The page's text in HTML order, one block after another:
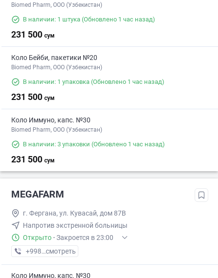
Biomed Pharm, OOO (Узбекистан)
В наличии: 1 штука (Обновлено 1 час назад)
231 500 сум
Коло Бейби, пакетики №20
Biomed Pharm, OOO (Узбекистан)
В наличии: 1 упаковка (Обновлено 1 час назад)
231 500 сум
Коло Иммуно, капс. №30
Biomed Pharm, OOO (Узбекистан)
В наличии: 3 упаковки (Обновлено 1 час назад)
231 500 сум
MEGAFARM
г. Фергана, ул. Кувасай, дом 87В
Напротив экстренной больницы
Открыто · Закроется в 23:00
+998 (97) XXX-XX-XX
смотреть
Коло Иммуно, капс. №30